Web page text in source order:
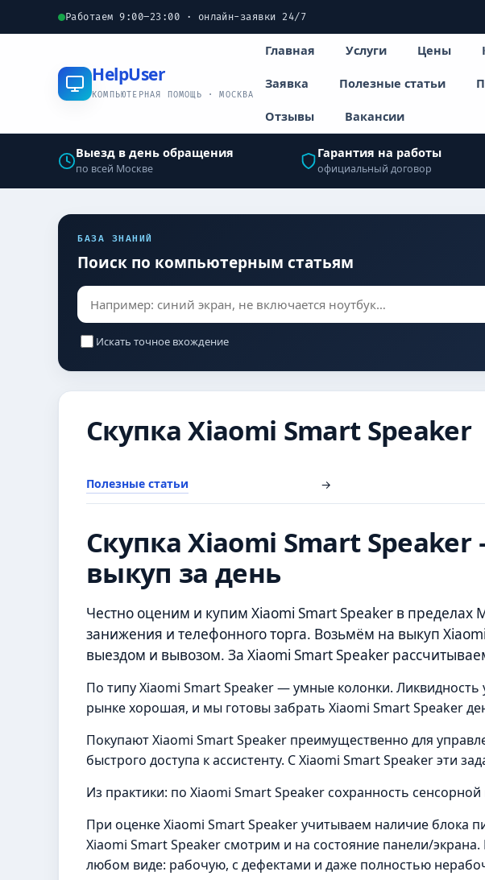
Работаем 9:00–23:00 · онлайн-заявки 24/7
HelpUser
КОМПЬЮТЕРНАЯ ПОМОЩЬ · МОСКВА
Главная Услуги Цены
Заявка Полезные статьи
Отзывы Вакансии
Выезд в день обращения
по всей Москве
Гарантия на работы
официальный договор
БАЗА ЗНАНИЙ
Поиск по компьютерным статьям
Искать точное вхождение
Скупка Xiaomi Smart Speaker
Полезные статьи →
Скупка Xiaomi Smart
выкуп за день
Честно оценим и купим Xiaomi Smart Speaker в пределах
занижения и телефонного торга. Возьмём на выкуп
выездом и вывозом. За Xiaomi Smart Speaker
По типу Xiaomi Smart Speaker — умные колонки. Ликвидность
рынке хорошая, и мы готовы забрать Xiaomi Smart Speaker
Покупают Xiaomi Smart Speaker преимущественно для
быстрого доступа к ассистенту. С Xiaomi Smart Speaker эти
Из практики: по Xiaomi Smart Speaker сохранность
При оценке Xiaomi Smart Speaker учитываем наличие блока
Xiaomi Smart Speaker смотрим и на состояние панели/
любом виде: рабочую, с дефектами и даже полностью